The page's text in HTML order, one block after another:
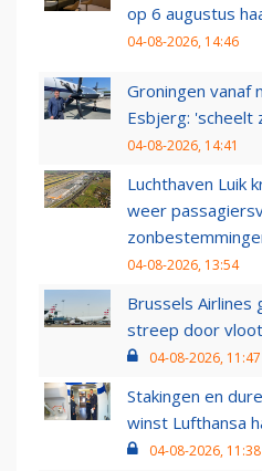
op 6 augustus
04-08-2026, 14:46
Groningen vanaf
Esbjerg: 'scheelt
04-08-2026, 14:41
Luchthaven Luik
weer
04-08-2026, 13:54
Brussels Airlines
streep door
04-08-2026, 11:47
Stakingen en
winst Lufthansa
04-08-2026, 11:38